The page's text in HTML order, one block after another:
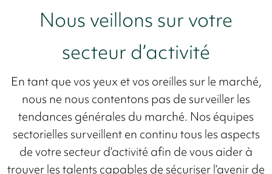
Nous veillons sur votre
secteur d’activité
En tant que vos yeux et vos oreilles sur le marché,
nous ne nous contentons pas de surveiller les
tendances générales du marché. Nos équipes
sectorielles surveillent en continu tous les aspects
de votre secteur d’activité afin de vous aider à
trouver les talents capables de sécuriser l’avenir de